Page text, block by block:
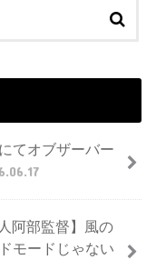
てオブザーバー
阿部監督】風の
モードじゃない